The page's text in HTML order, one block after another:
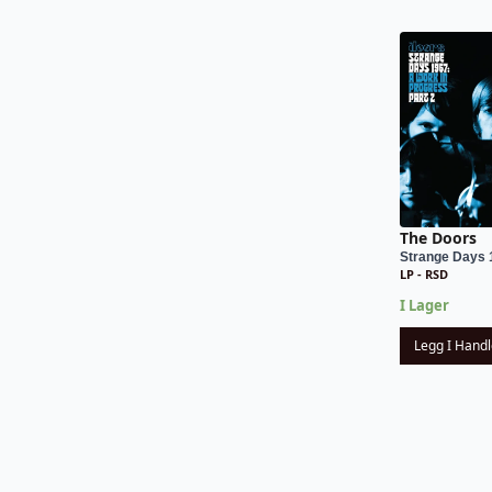
The Doors
Strange Days
LP - RSD
I Lager
Legg I